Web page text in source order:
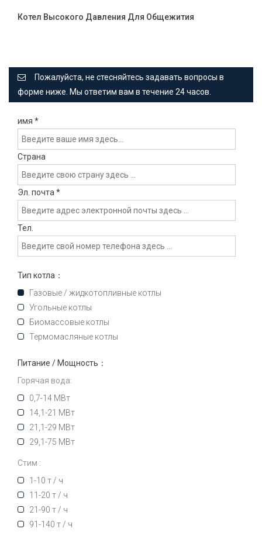
Котел Высокого Давления Для Общежития
Пожалуйста, не стесняйтесь задавать вопросы в
форме ниже. Мы ответим вам в течение 24 часов.
имя *
Страна
Эл. почта *
Тел.
Тип котла：
Газовые / жидкотопливные котлы
Угольные котлы
Биомассовые котлы
Термомасляные котлы
Питание / Мощность：
Горячая вода:
0,7-14 МВт
14,1-21 МВт
21,1-29 МВт
29,1-75 МВт
Стим :
1-10 т / ч
11-20 т / ч
21-90 т / ч
91-140 т / ч